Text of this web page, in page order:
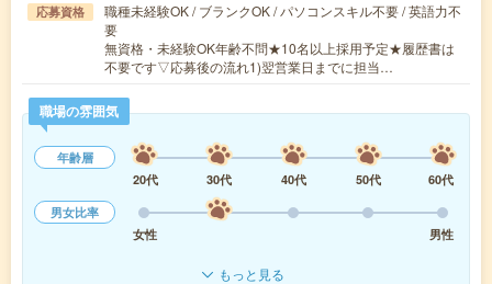
応募資格
職種未経験OK / ブランクOK / パソコンスキル不要 / 英語力不
要
無資格・未経験OK年齢不問★10名以上採用予定★履歴書は
不要です▽応募後の流れ1)翌営業日までに担当…
職場の雰囲気
年齢層
20代
30代 40代 50代
60代
男女比率
女性
男性
もっと見る